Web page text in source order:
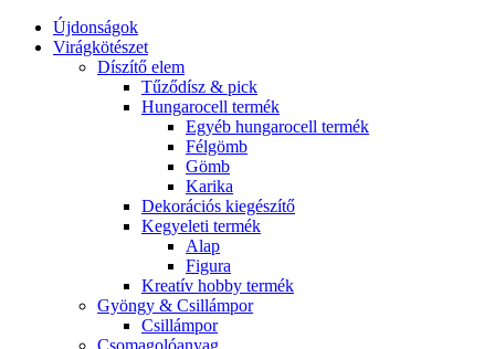
Újdonságok
Virágkötészet
Díszítő elem
Tűződísz & pick
Hungarocell termék
Egyéb hungarocell termék
Félgömb
Gömb
Karika
Dekorációs kiegészítő
Kegyeleti termék
Alap
Figura
Kreatív hobby termék
Gyöngy & Csillámpor
Csillámpor
Csomagolóanyag